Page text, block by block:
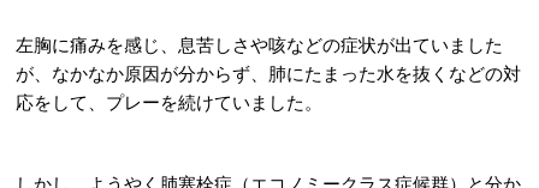
左胸に痛みを感じ、息苦しさや咳などの症状が出ていました
が、なかなか原因が分からず、肺にたまった水を抜くなどの対
応をして、プレーを続けていました。
しかし、ようやく肺塞栓症（エコノミークラス症候群）と分か